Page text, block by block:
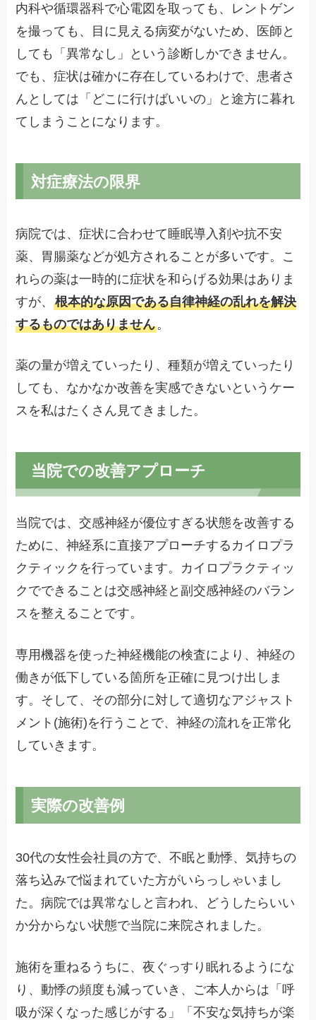
内科や循環器科で心電図を取っても、レントゲン
を撮っても、目に見える病変がないため、医師と
しても「異常なし」という診断しかできません。
でも、症状は確かに存在しているわけで、患者さ
んとしては「どこに行けばいいの」と途方に暮れ
てしまうことになります。
対症療法の限界
病院では、症状に合わせて睡眠導入剤や抗不安
薬、胃腸薬などが処方されることが多いです。こ
れらの薬は一時的に症状を和らげる効果はありま
すが、根本的な原因である自律神経の乱れを解決
するものではありません。
薬の量が増えていったり、種類が増えていったり
しても、なかなか改善を実感できないというケー
スを私はたくさん見てきました。
当院での改善アプローチ
当院では、交感神経が優位すぎる状態を改善する
ために、神経系に直接アプローチするカイロプラ
クティックを行っています。カイロプラクティッ
クでできることは交感神経と副交感神経のバラン
スを整えることです。
専用機器を使った神経機能の検査により、神経の
働きが低下している箇所を正確に見つけ出しま
す。そして、その部分に対して適切なアジャスト
メント(施術)を行うことで、神経の流れを正常化
していきます。
実際の改善例
30代の女性会社員の方で、不眠と動悸、気持ちの
落ち込みで悩まれていた方がいらっしゃいまし
た。病院では異常なしと言われ、どうしたらいい
か分からない状態で当院に来院されました。
施術を重ねるうちに、夜ぐっすり眠れるようにな
り、動悸の頻度も減っていき、ご本人からは「呼
吸が深くなった感じがする」「不安な気持ちが楽